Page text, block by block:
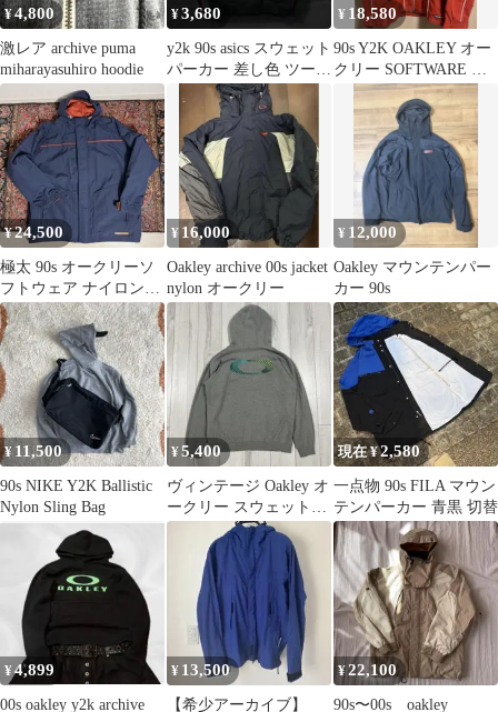
¥4,800
激レア archive puma
miharayasuhiro hoodie
¥3,680
y2k 90s asics スウェット
パーカー 差し色 ツート
ーン 刺繍ロゴ
¥ 18,580
90s Y2K OAKLEY オー
クリー SOFTWARE ナ
イロンジャケット
¥24,500
極太 90s オークリーソ
フトウェア ナイロンジ
ャケット XL ネイビー
テック
¥ 16,000
Oakley archive 00s jacket
nylon オークリー
¥ 12,000
Oakley マウンテンパー
カー 90s
¥ 11,500
90s NIKE Y2K Ballistic
Nylon Sling Bag
¥5,400
ヴィンテージ Oakley オ
ークリー スウェット
パーカー グレー
現在 ¥2,580
一点物 90s FILA マウン
テンパーカー 青黒 切替
¥4,899
00s oakley y2k archive
¥ 13,500
【希少アーカイブ】
¥22,100
90s〜00s oakley